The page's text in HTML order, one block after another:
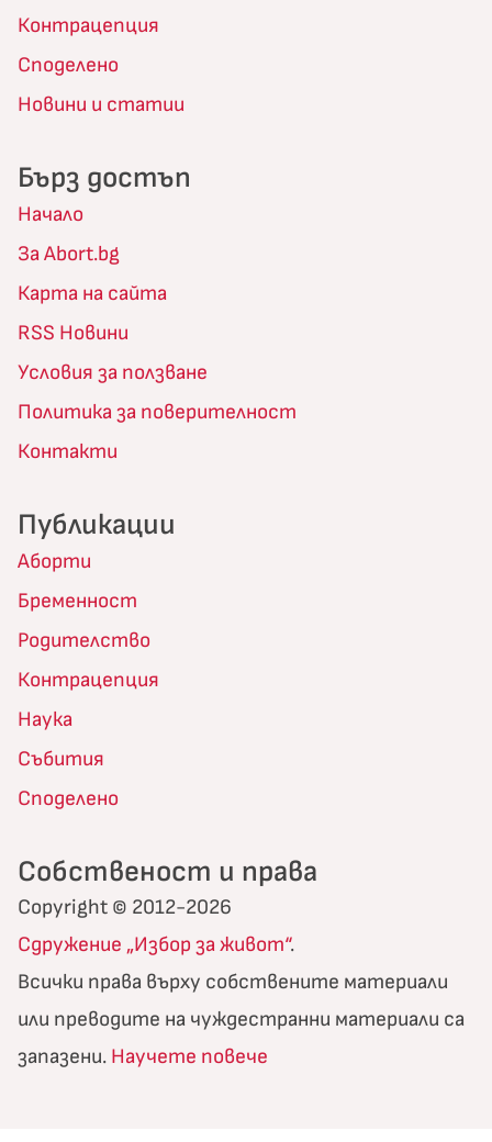
Собственост и права
Copyright © 2012-2026
Сдружение „Избор за живот“.
Всички права върху собствените материали
или преводите на чуждестранни материали са
запазени. Научете повече
Контрацепция
Споделено
Новини и статии
Бърз достъп
Начало
За Abort.bg
Карта на сайта
RSS Новини
Условия за ползване
Политика за поверителност
Контакти
Публикации
Аборти
Бременност
Родителство
Контрацепция
Наука
Събития
Споделено